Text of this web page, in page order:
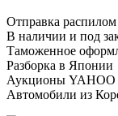
Отправка распилом
В наличии и под
Таможенное
Разборка в Японии
Аукционы YAHOO
Автомобили из